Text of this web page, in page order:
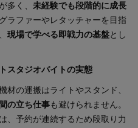
多く、 未経験でも段階的に成長
ラファーやレタッチャーを目指
現場で学べる即戦力の基盤とし
スタジオバイトの実態
材の運搬はライトやスタンド、
の立ち仕事も避けられません。
、予約が連続するため段取り力